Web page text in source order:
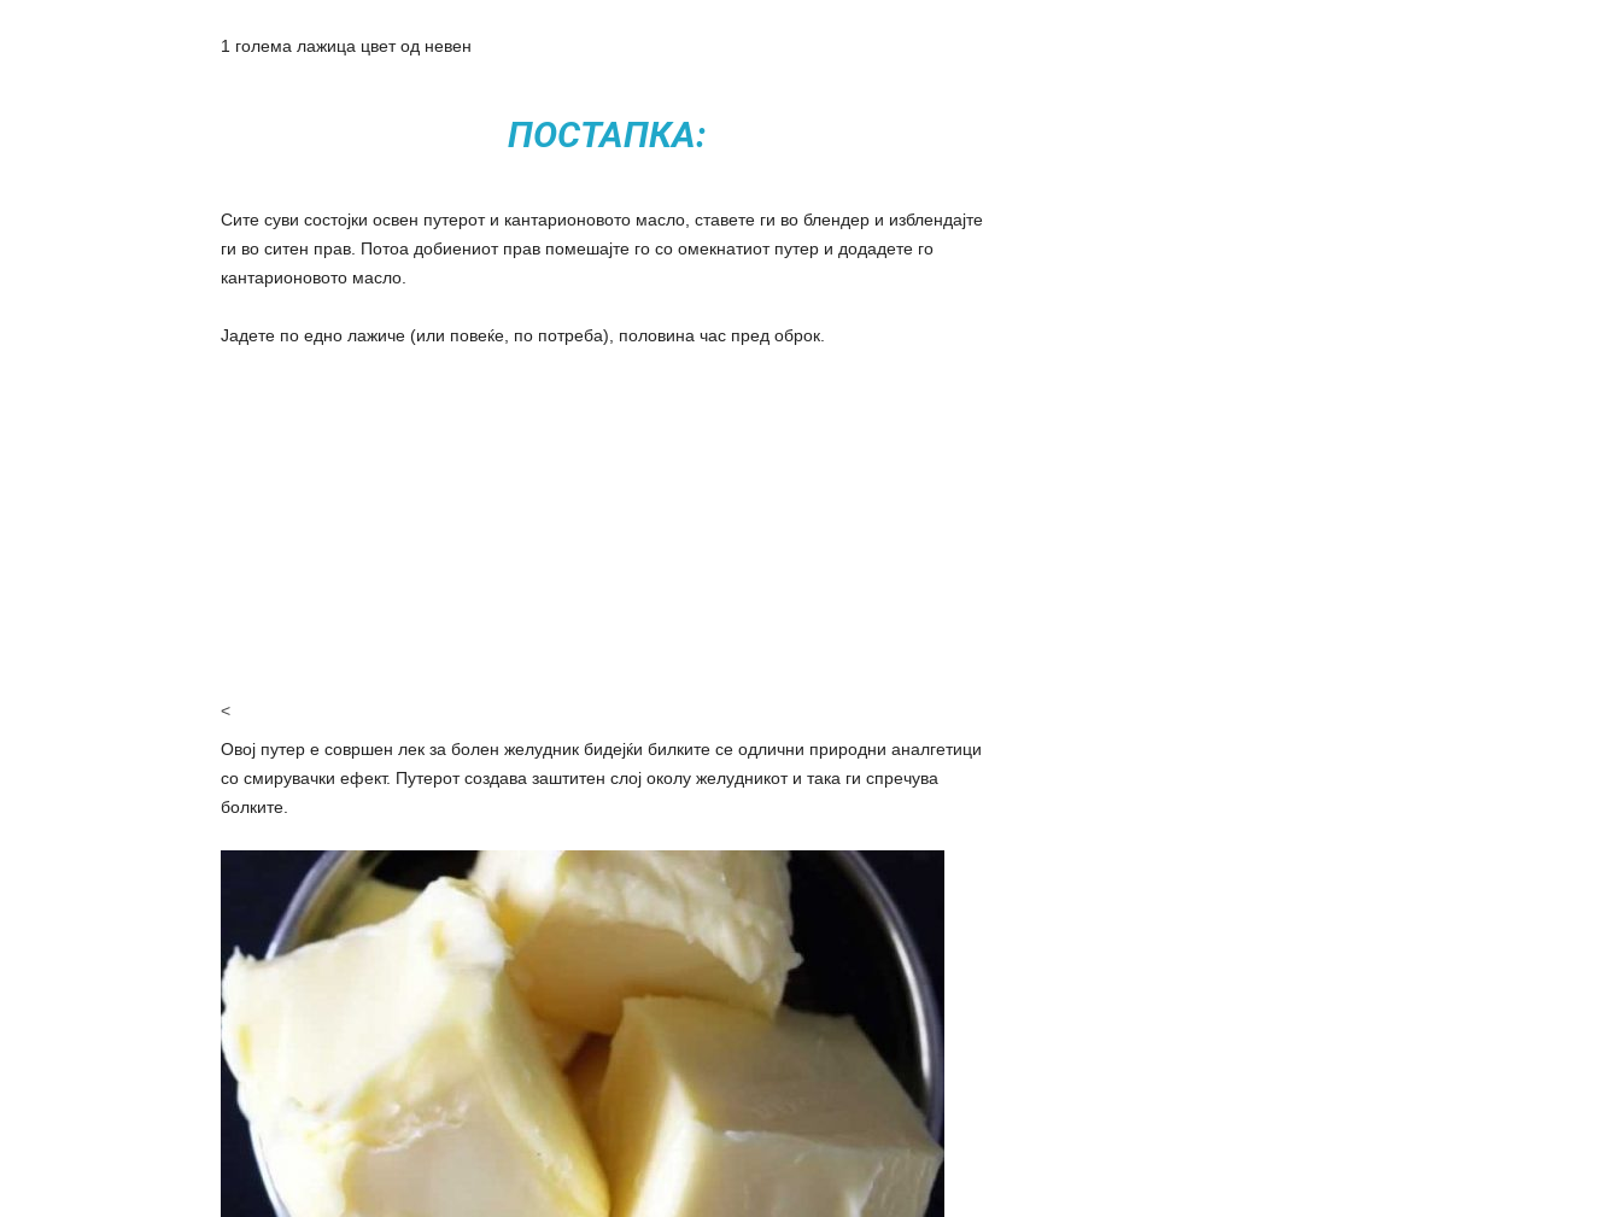
1 голема лажица цвет од невен
ПОСТАПКА:
Сите суви состојки освен путерот и кантарионовото масло, ставете ги во блендер и изблендајте
ги во ситен прав. Потоа добиениот прав помешајте го со омекнатиот путер и додадете го
кантарионовото масло.
Јадете по едно лажиче (или повеќе, по потреба), половина час пред оброк.
<
Овој путер е совршен лек за болен желудник бидејќи билките се одлични природни аналгетици
со смирувачки ефект. Путерот создава заштитен слој околу желудникот и така ги спречува
болките.